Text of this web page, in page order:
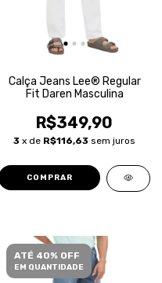
Calça Jeans Lee® Regular
Fit Daren Masculina
R$349,90
3 x de R$116,63 sem juros
COMPRAR
ATÉ 40% OFF
EM QUANTIDADE